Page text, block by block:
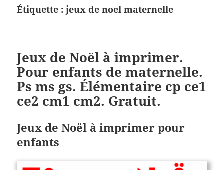
devinettes, pour enfants.
Étiquette :jeux de noel maternelle
Jeux de Noël à imprimer.
Pour enfants de maternelle.
Ps ms gs. Élémentaire cp ce1
ce2 cm1 cm2. Gratuit.
Jeux de Noël à imprimer pour
enfants